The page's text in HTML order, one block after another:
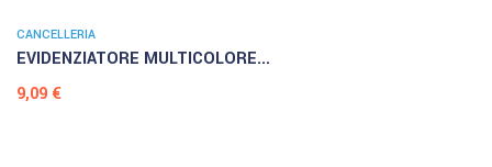
CANCELLERIA
EVIDENZIATORE MULTICOLORE...
Prezzo
9,09 €